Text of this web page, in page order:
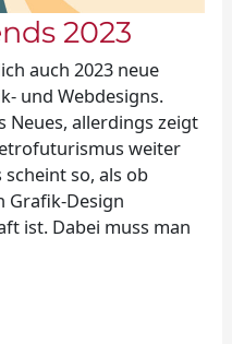
2023
auch 2023 neue
und Webdesigns.
Neues, allerdings zeigt
weiter
so, als ob
Grafik-Design
ist. Dabei muss man